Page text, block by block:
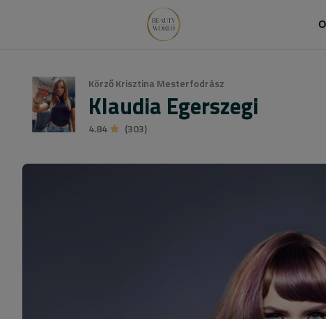
Körző Krisztina Mesterfodrász
Klaudia Egerszegi
4.84 (303)